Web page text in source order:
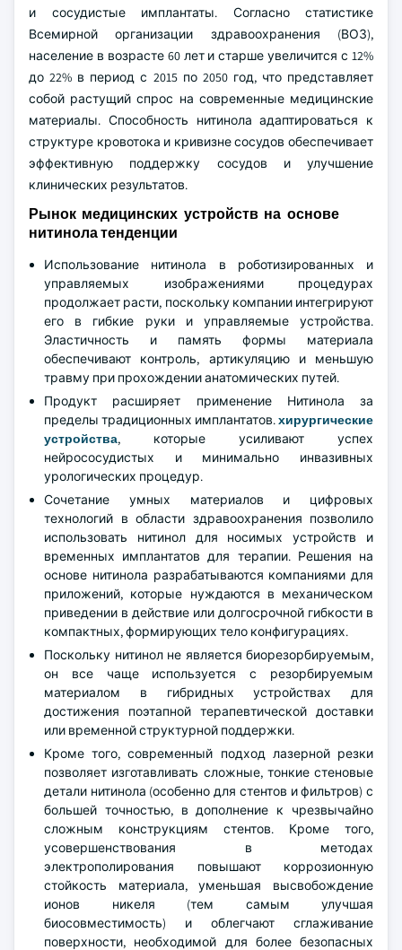
и сосудистые имплантаты. Согласно статистике
Всемирной организации здравоохранения (ВОЗ),
население в возрасте 60 лет и старше увеличится с 12%
до 22% в период с 2015 по 2050 год, что представляет
собой растущий спрос на современные медицинские
материалы. Способность нитинола адаптироваться к
структуре кровотока и кривизне сосудов обеспечивает
эффективную поддержку сосудов и улучшение
клинических результатов.
Рынок медицинских устройств на основе
нитинола тенденции
Использование нитинола в роботизированных и
управляемых изображениями процедурах
продолжает расти, поскольку компании интегрируют
его в гибкие руки и управляемые устройства.
Эластичность и память формы материала
обеспечивают контроль, артикуляцию и меньшую
травму при прохождении анатомических путей.
Продукт расширяет применение Нитинола за
пределы традиционных имплантатов.хирургические
устройства, которые усиливают успех
нейрососудистых и минимально инвазивных
урологических процедур.
Сочетание умных материалов и цифровых
технологий в области здравоохранения позволило
использовать нитинол для носимых устройств и
временных имплантатов для терапии. Решения на
основе нитинола разрабатываются компаниями для
приложений, которые нуждаются в механическом
приведении в действие или долгосрочной гибкости в
компактных, формирующих тело конфигурациях.
Поскольку нитинол не является биорезорбируемым,
он все чаще используется с резорбируемым
материалом в гибридных устройствах для
достижения поэтапной терапевтической доставки
или временной структурной поддержки.
Кроме того, современный подход лазерной резки
позволяет изготавливать сложные, тонкие стеновые
детали нитинола (особенно для стентов и фильтров) с
большей точностью, в дополнение к чрезвычайно
сложным конструкциям стентов. Кроме того,
усовершенствования в методах
электрополирования повышают коррозионную
стойкость материала, уменьшая высвобождение
ионов никеля (тем самым улучшая
биосовместимость) и облегчают сглаживание
поверхности, необходимой для более безопасных